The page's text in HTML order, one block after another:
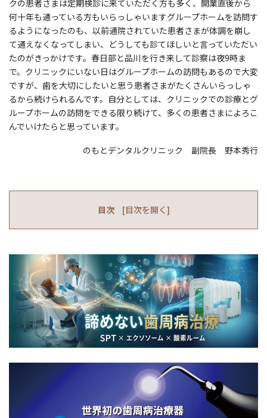
クの患者さまは定期検診に来ていただく方も多く、開業直後から
何十年も通っている方もいらっしゃいますグループホームを訪問す
るようになったのも、以前通院されていた患者さまが体調を崩し
て通えなくなってしまい、どうしても診てほしいと言っていただい
たのがきっかけです。春日部と品川を行き来して診察は夜9時ま
で。クリニックにいない日はグループホームの訪問もあるので大変
ですが、歯を大切にしたいと思う患者さまがたくさんいらっしゃ
るから続けられるんです。自分としては、クリニックでの診療とグ
ループホームの訪問をできる限り続けて、多くの患者さまによろこ
んでいけたらと思っています。
のもとデンタルクリニック 副院長 野本秀行
目次 [目次を開く ]